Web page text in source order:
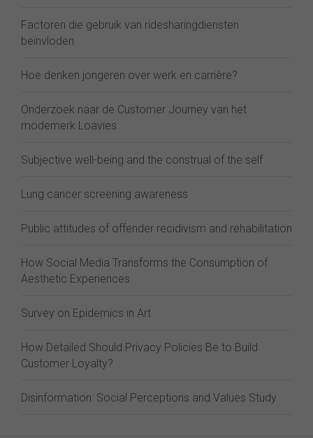
Factoren die gebruik van ridesharingdiensten
beïnvloden
Hoe denken jongeren over werk en carrière?
Onderzoek naar de Customer Journey van het
modemerk Loavies
Subjective well-being and the construal of the self
Lung cancer screening awareness
Public attitudes of offender recidivism and rehabilitation
How Social Media Transforms the Consumption of
Aesthetic Experiences
Survey on Epidemics in Art
How Detailed Should Privacy Policies Be to Build
Customer Loyalty?
Disinformation: Social Perceptions and Values Study